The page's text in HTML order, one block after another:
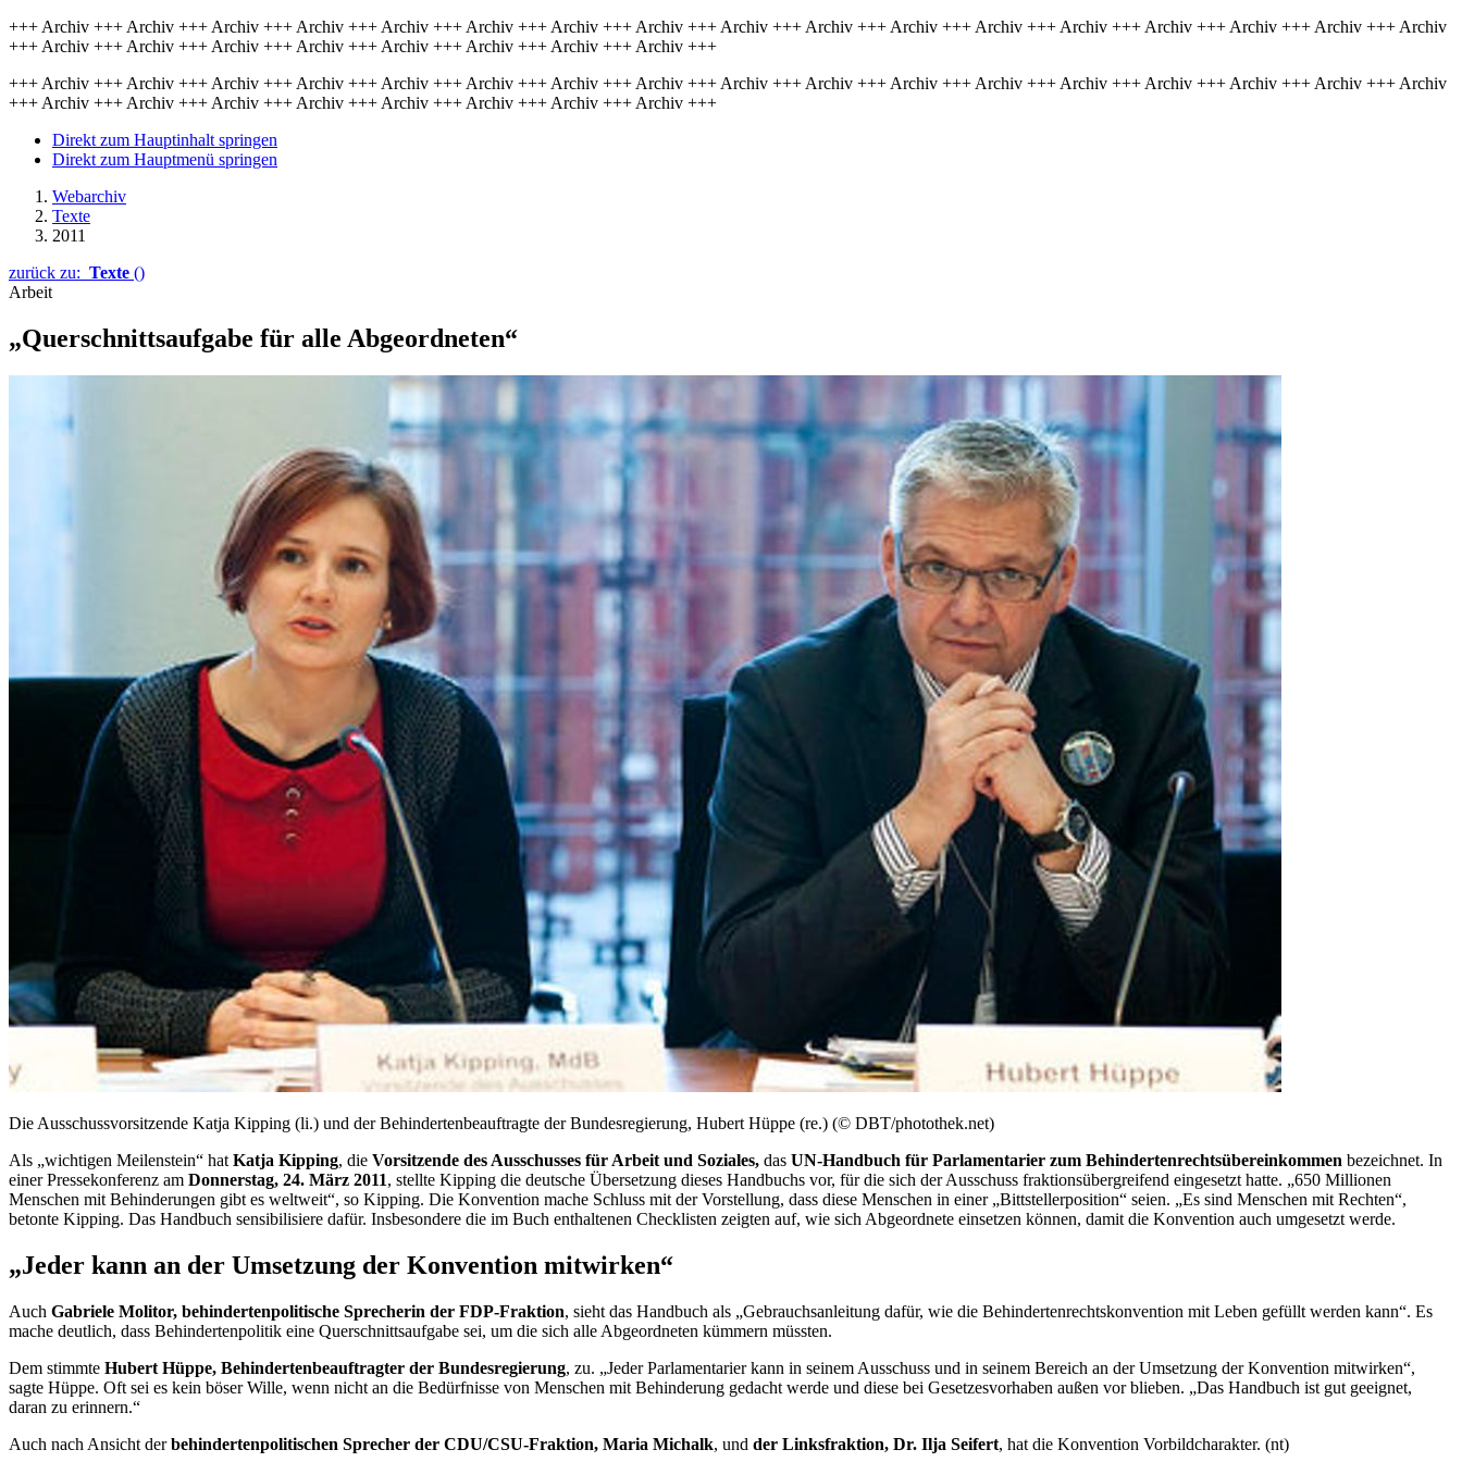
+++ Archiv +++ Archiv +++ Archiv +++ Archiv +++ Archiv +++ Archiv +++ Archiv +++ Archiv +++ Archiv +++ Archiv +++ Archiv +++ Archiv +++ Archiv +++ Archiv +++ Archiv +++ Archiv +++ Archiv
+++ Archiv +++ Archiv +++ Archiv +++ Archiv +++ Archiv +++ Archiv +++ Archiv +++ Archiv +++
+++ Archiv +++ Archiv +++ Archiv +++ Archiv +++ Archiv +++ Archiv +++ Archiv +++ Archiv +++ Archiv +++ Archiv +++ Archiv +++ Archiv +++ Archiv +++ Archiv +++ Archiv +++ Archiv +++ Archiv
+++ Archiv +++ Archiv +++ Archiv +++ Archiv +++ Archiv +++ Archiv +++ Archiv +++ Archiv +++
Direkt zum Hauptinhalt springen
Direkt zum Hauptmenü springen
Webarchiv
Texte
2011
zurück zu: Texte ()
Arbeit
„Querschnittsaufgabe für alle Abgeordneten“
Die Ausschussvorsitzende Katja Kipping (li.) und der Behindertenbeauftragte der Bundesregierung, Hubert Hüppe (re.) (© DBT/photothek.net)
Als „wichtigen Meilenstein“ hat Katja Kipping, die Vorsitzende des Ausschusses für Arbeit und Soziales, das UN-Handbuch für Parlamentarier zum Behindertenrechtsübereinkommen bezeichnet. In
einer Pressekonferenz am Donnerstag, 24. März 2011, stellte Kipping die deutsche Übersetzung dieses Handbuchs vor, für die sich der Ausschuss fraktionsübergreifend eingesetzt hatte. „650 Millionen
Menschen mit Behinderungen gibt es weltweit“, so Kipping. Die Konvention mache Schluss mit der Vorstellung, dass diese Menschen in einer „Bittstellerposition“ seien. „Es sind Menschen mit Rechten“,
betonte Kipping. Das Handbuch sensibilisiere dafür. Insbesondere die im Buch enthaltenen Checklisten zeigten auf, wie sich Abgeordnete einsetzen können, damit die Konvention auch umgesetzt werde.
„Jeder kann an der Umsetzung der Konvention mitwirken“
Auch Gabriele Molitor, behindertenpolitische Sprecherin der FDP-Fraktion, sieht das Handbuch als „Gebrauchsanleitung dafür, wie die Behindertenrechtskonvention mit Leben gefüllt werden kann“. Es
mache deutlich, dass Behindertenpolitik eine Querschnittsaufgabe sei, um die sich alle Abgeordneten kümmern müssten.
Dem stimmte Hubert Hüppe, Behindertenbeauftragter der Bundesregierung, zu. „Jeder Parlamentarier kann in seinem Ausschuss und in seinem Bereich an der Umsetzung der Konvention mitwirken“,
sagte Hüppe. Oft sei es kein böser Wille, wenn nicht an die Bedürfnisse von Menschen mit Behinderung gedacht werde und diese bei Gesetzesvorhaben außen vor blieben. „Das Handbuch ist gut geeignet,
daran zu erinnern.“
Auch nach Ansicht derbehindertenpolitischen Sprecher der CDU/CSU-Fraktion, Maria Michalk, und der Linksfraktion, Dr. Ilja Seifert, hat die Konvention Vorbildcharakter. (nt)